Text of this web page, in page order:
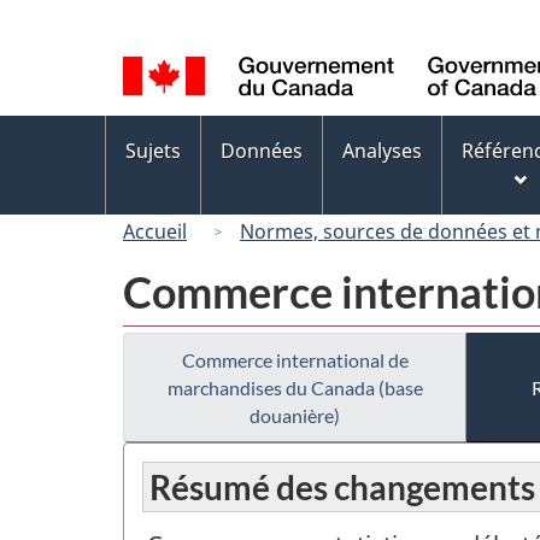
de
la
langue
des
Sujets Données Analyses
Accueil Normes, sources de données et
Commerce
Commerce international de
marchandises du Canada (base
douanière)
Résumé des changements